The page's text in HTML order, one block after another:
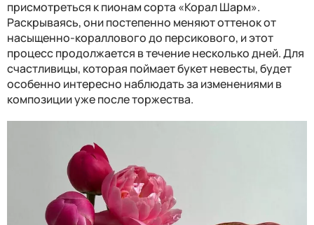
присмотреться к пионам сорта «Корал Шарм».
Раскрываясь, они постепенно меняют оттенок от
насыщенно-кораллового до персикового, и этот
процесс продолжается в течение несколько дней. Для
счастливицы, которая поймает букет невесты, будет
особенно интересно наблюдать за изменениями в
композиции уже после торжества.